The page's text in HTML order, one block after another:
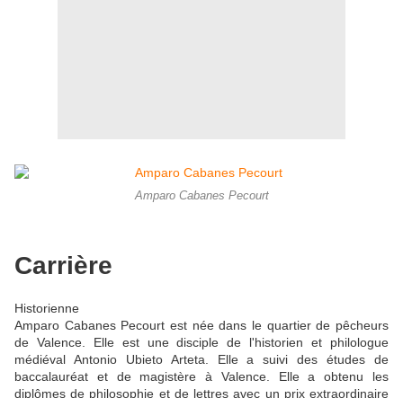
Amparo Cabanes Pecourt
Carrière
Historienne
Amparo Cabanes Pecourt est née dans le quartier de pêcheurs
de Valence. Elle est une disciple de l'historien et philologue
médiéval Antonio Ubieto Arteta. Elle a suivi des études de
baccalauréat et de magistère à Valence. Elle a obtenu les
diplômes de philosophie et de lettres avec un prix extraordinaire